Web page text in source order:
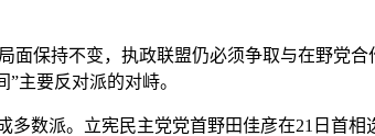
持不变，执政联盟仍必须争取与在野党合
主要反对派的对峙。
派。立宪民主党党首野田佳彦在21日首相